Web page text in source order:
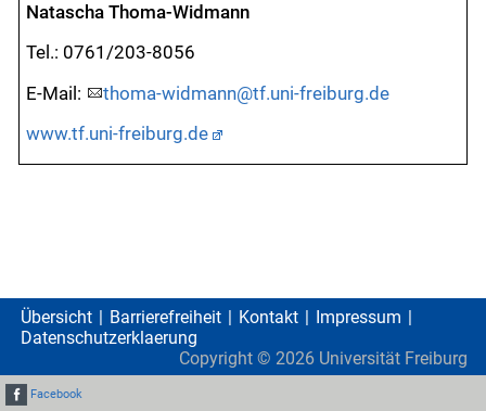
Natascha Thoma-Widmann
Tel.: 0761/203-8056
E-Mail:
thoma-widmann@tf.uni-freiburg.de
www.tf.uni-freiburg.de
Übersicht Barrierefreiheit Kontakt
Impressum
Datenschutzerklaerung
Copyright © 2026 Universität Freiburg
Facebook